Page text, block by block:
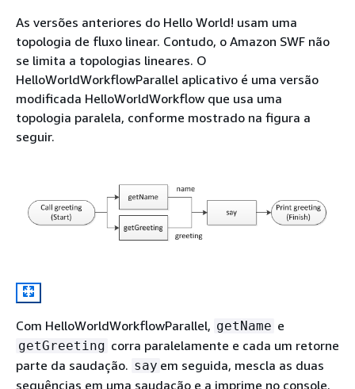
As versões anteriores do Hello World! usam uma
topologia de fluxo linear. Contudo, o Amazon SWF não
se limita a topologias lineares. O
HelloWorldWorkflowParallel aplicativo é uma versão
modificada HelloWorldWorkflow que usa uma
topologia paralela, conforme mostrado na figura a
seguir.
Com HelloWorldWorkflowParallel, getName e
getGreeting corra paralelamente e cada um retorne
parte da saudação. say em seguida, mescla as duas
sequências em uma saudação e a imprime no console.